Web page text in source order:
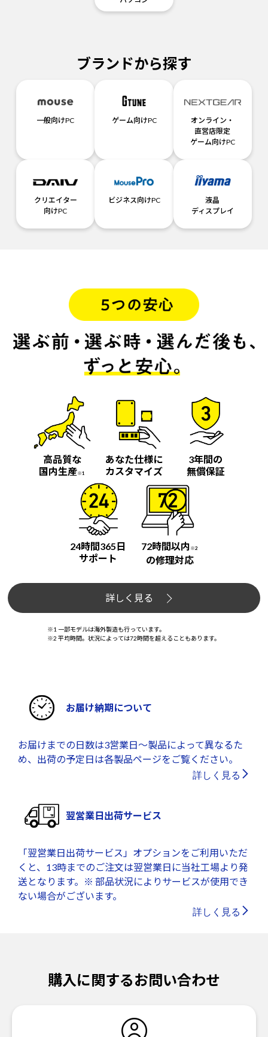
ブランドから探す
一般向けPC ゲーム向けPC
オンライン・
直営店限定
ゲーム向けPC
クリエイター
向けPC
ビジネス向けPC
液晶
ディスプレイ
高品質な
国内生産※1
あなた仕様に
カスタマイズ
3年間の
無償保証
24時間365日
サポート
72時間以内 ※2
の修理対応
詳しく見る
※1 一部モデルは海外製造も行っています。
※2 平均時間。状況によっては72時間を超えることもあります。
お届け納期について
お届けまでの日数は3営業日～製品によって異なるた
め、出荷の予定日は各製品ページをご覧ください。
詳しく見る
翌営業日出荷サービス
「翌営業日出荷サービス」オプションをご利用いただ
くと、13時までのご注文は翌営業日に当社工場より発
送となります。※ 部品状況によりサービスが使用でき
ない場合がございます。
詳しく見る
購入に関するお問い合わせ